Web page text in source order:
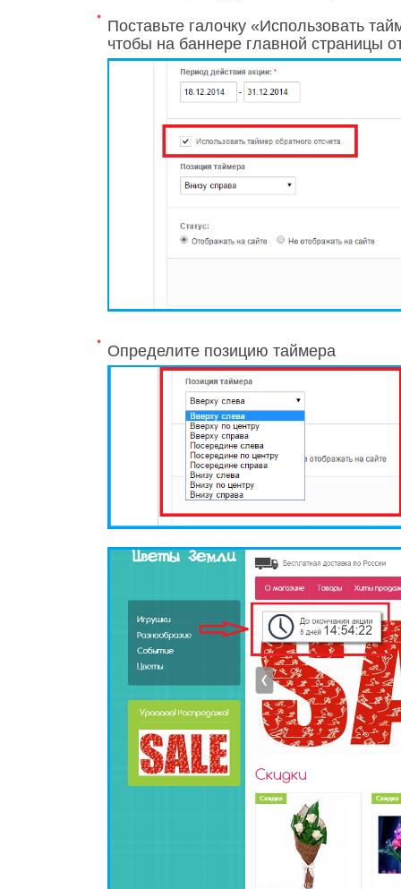
Поставьте галочку «Использовать
чтобы на баннере главной страницы
Определите позицию таймера